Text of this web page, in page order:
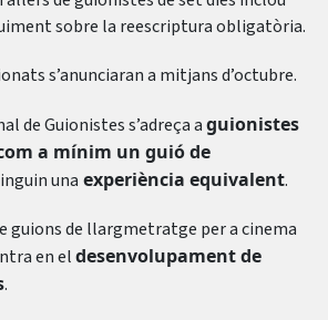
sobre la reescriptura obligatòria.
s’anunciaran a mitjans d’octubre.
de Guionistes s’adreça aguionistes
a mínim un guió de
una experiència equivalent.
guions de llargmetratge per a cinema
en eldesenvolupament de
.